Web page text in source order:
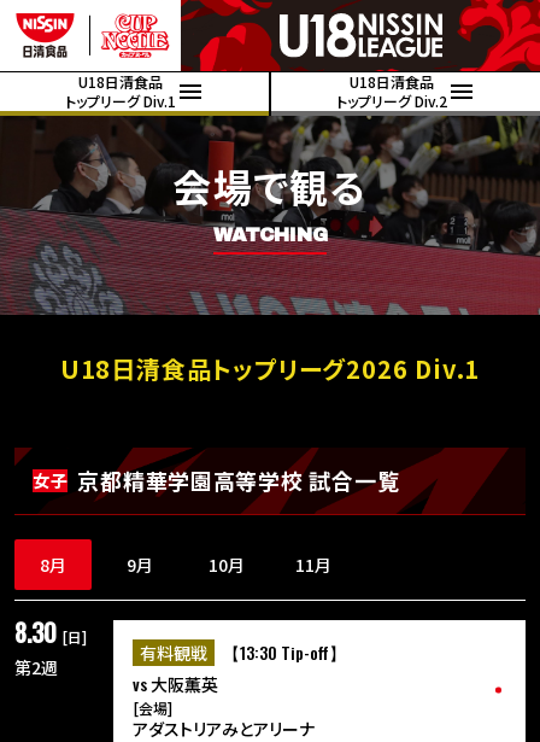
U18日清食品
トップリーグ Div.1
U18日清食品
トップリーグ Div.2
会場で観る
WATCHING
U18日清食品トップリーグ2026 Div.1
女子 京都精華学園高等学校 試合一覧
8月 9月 10月 11月
8.30 [日]
第2週
有料観戦
【13:30 Tip-off】
vs大阪薫英
[会場]
アダストリアみとアリーナ